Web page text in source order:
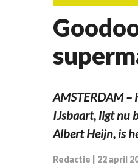
AMSTERDAM –
IJsbaart, ligt nu
Albert Heijn, is
Redactie 22 april